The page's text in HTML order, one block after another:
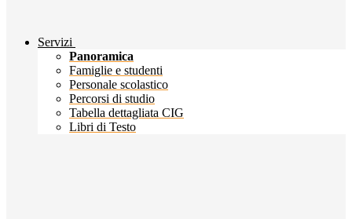
Servizi
Panoramica
Famiglie e studenti
Personale scolastico
Percorsi di studio
Tabella dettagliata CIG
Libri di Testo